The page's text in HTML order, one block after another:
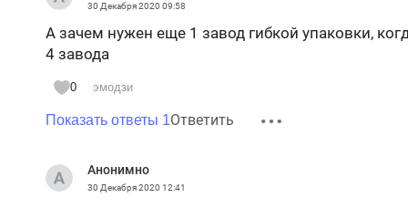
30 Декабря 2020 09:58
А зачем нужен еще 1 завод гибкой упаковки,
4 завода
0 эмодзи
Показать ответы 1Ответить
Анонимно
30 Декабря 2020 12:41